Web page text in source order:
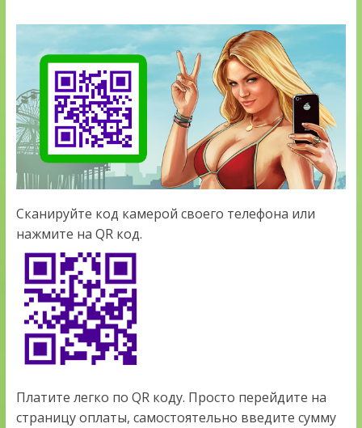
Сканируйте код камерой своего телефона или
нажмите на QR код.
Платите легко по QR коду. Просто перейдите на
страницу оплаты, самостоятельно введите сумму